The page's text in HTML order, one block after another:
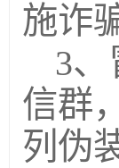
施诈
3
信群
列伪